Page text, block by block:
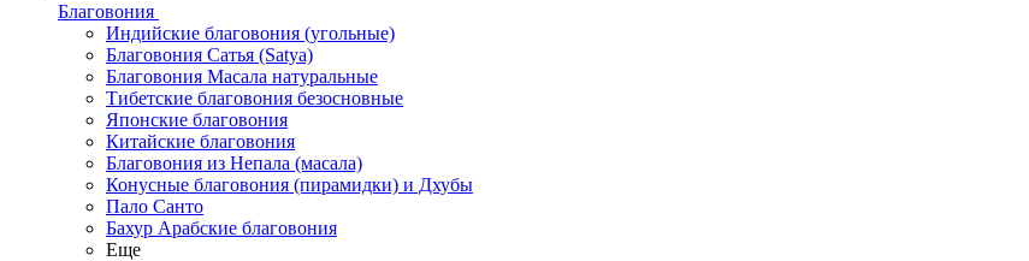
Благовония
Индийские благовония (угольные)
Благовония Сатья (Satya)
Благовония Масала натуральные
Тибетские благовония безосновные
Японские благовония
Китайские благовония
Благовония из Непала (масала)
Конусные благовония (пирамидки) и Дхубы
Пало Санто
Бахур Арабские благовония
Еще